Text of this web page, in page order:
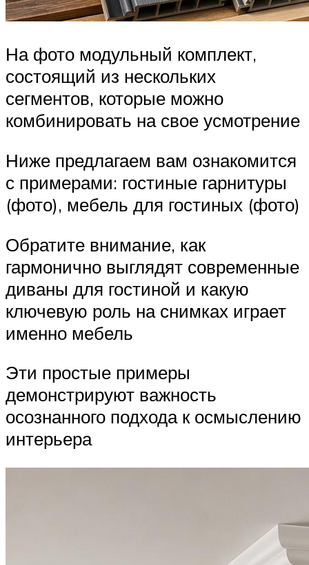
На фото модульный комплект,
состоящий из нескольких
сегментов, которые можно
комбинировать на свое усмотрение
Ниже предлагаем вам ознакомится
с примерами: гостиные гарнитуры
(фото), мебель для гостиных (фото)
Обратите внимание, как
гармонично выглядят современные
диваны для гостиной и какую
ключевую роль на снимках играет
именно мебель
Эти простые примеры
демонстрируют важность
осознанного подхода к осмыслению
интерьера